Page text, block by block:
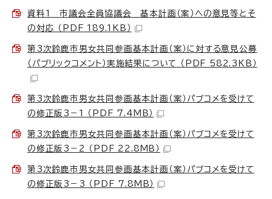
資料1 市議会全員協議会 基本計画（案）への意見等とそ
の対応 （PDF 189.1KB）
第3次鈴鹿市男女共同参画基本計画（案）に対する意見公募
（パブリックコメント）実施結果について （PDF 582.3KB）
第3次鈴鹿市男女共同参画基本計画（案）パブコメを受けて
の修正版3－1 （PDF 7.4MB）
第3次鈴鹿市男女共同参画基本計画（案）パブコメを受けて
の修正版3－2 （PDF 22.8MB）
第3次鈴鹿市男女共同参画基本計画（案）パブコメを受けて
の修正版3－3 （PDF 7.8MB）